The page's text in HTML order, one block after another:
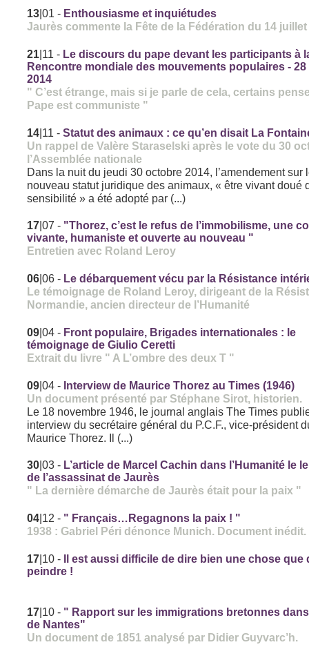
13 |01 - Enthousiasme et inquiétudes
Jaurès commente la Fête de la Fédération du 14 juillet
21 |11 - Le discours du pape devant les participants à
Rencontre mondiale des mouvements populaires -
2014
" C’est étrange, mais si je parle de cela, certains
Pape est communiste "
14 |11 -Statut des animaux : ce qu’en disait La
Un rappel de Valère Staraselski après le vote du 30
l’Assemblée nationale
Dans la nuit du jeudi 30 octobre 2014, l’amendement sur
nouveau statut juridique des animaux, « être vivant doué
sensibilité » a été adopté par (...)
17 |07 - "Thorez, c’est le refus de l’immobilisme, une
vivante, humaniste et ouverte au nouveau "
Entretien avec Roland Leroy
06 |06 - Le débarquement vécu par la Résistance
Le témoignage de Roland Leroy, dirigeant de la
Normandie, ancien directeur de l’Humanité
09 |04 - Front populaire, Brigades internationales : le
témoignage de Giulio Ceretti
Extrait du livre " A L’ombre des deux T "
09 |04 - Interview de Maurice Thorez au Times (1946)
Un document présenté par Stéphane Sirot, historien.
Le 18 novembre 1946, le journal anglais The Times
interview du secrétaire général du P.C.F., vice-président
Maurice Thorez. Il (...)
30 |03 - L’article de Marcel Cachin dans l’Humanité le
de l’assassinat de Jaurès
" La dernière démarche de Jaurès était pour la paix "
04 |12 - " Français…Regagnons la paix ! "
1938 : Gabriel Péri dénonce Munich. Document inédit.
17 |10 - Il est aussi difficile de dire bien une chose que
peindre !
17 |10 - " Rapport sur les immigrations bretonnes
de Nantes"
Un document de 1851 analysé par Didier Guyvarc’h.